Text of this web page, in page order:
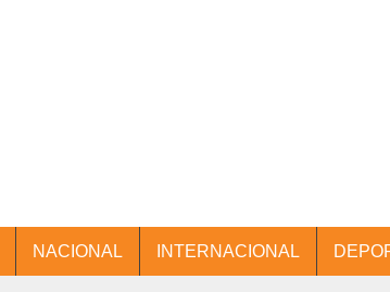
NACIONAL INTERNACIONAL